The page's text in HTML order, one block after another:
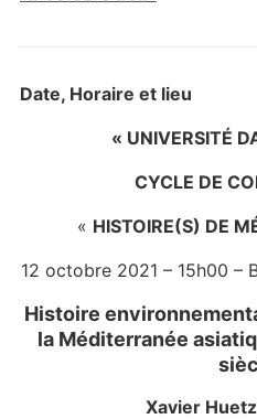
Date, Horaire et lieu
« UNIVERSITÉ
CYCLE DE
« HISTOIRE(S) DE
12 octobre 2021 – 15h00 –
Histoire
la Méditerranée
Xavier